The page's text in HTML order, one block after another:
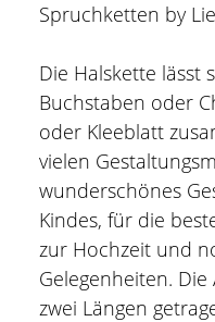
Spruchketten by
Die Halskette lässt
Buchstaben oder
oder Kleeblatt
vielen
wunderschönes
Kindes, für die
zur Hochzeit und
Gelegenheiten.
zwei Längen